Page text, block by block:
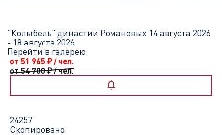
"Колыбель" династии Романовых 14 августа 2026
- 18 августа 2026
Перейти в галерею
от 51 965 ₽/ чел.
от 54 700₽/ чел.
24257
Скопировано